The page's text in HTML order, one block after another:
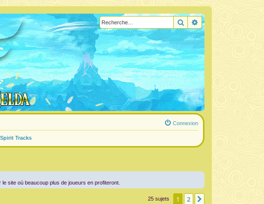
RechercherRecherche avancée
Connexion
Spirit Tracks
site où beaucoup plus de joueurs en profiteront.
25 sujets 1 2